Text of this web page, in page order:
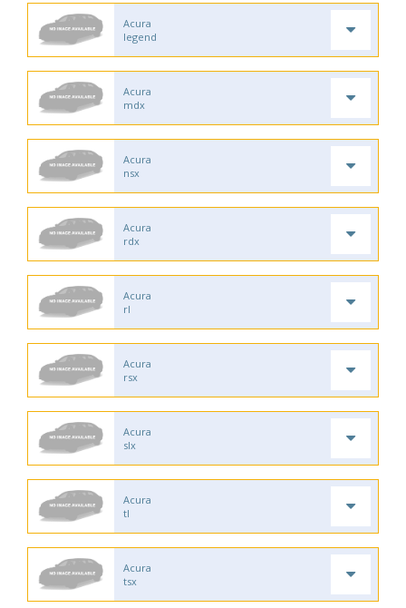
Acura
legend
Acura
mdx
Acura
nsx
Acura
rdx
Acura
rl
Acura
rsx
Acura
slx
Acura
tl
Acura
tsx